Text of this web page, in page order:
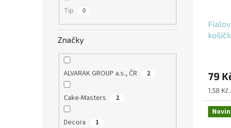
Tip 0
Značky
ALVARAK GROUP a.s., ČR 2
Cake-Masters 2
Decora 1
79
Měrná
cena:
1,58 Kč